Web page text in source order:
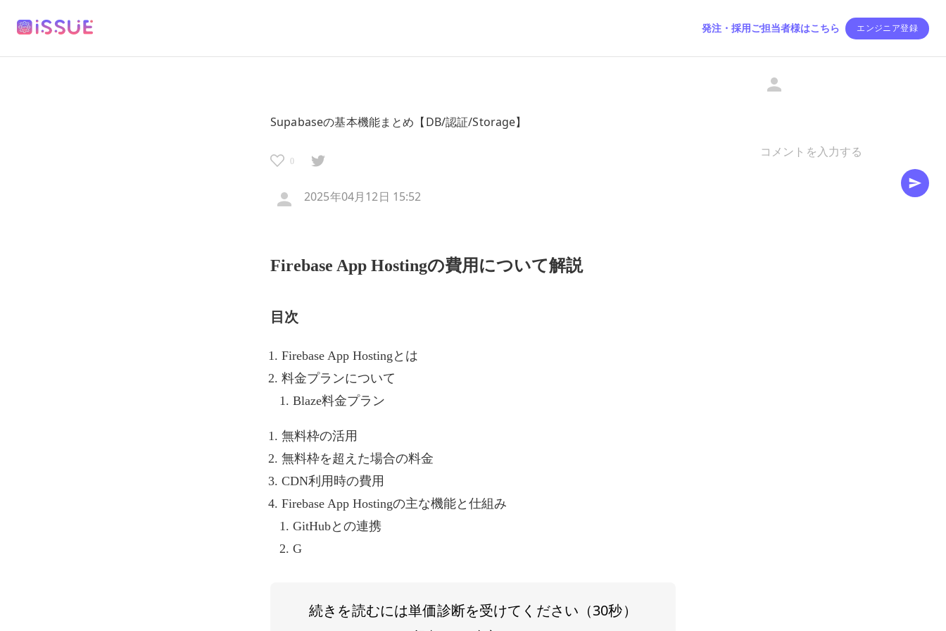
発注・採用ご担当者様はこちら エンジニア登録
Supabaseの基本機能まとめ【DB/認証/Storage】
0
2025年04月12日 15:52
Firebase App Hostingの費用について解説
目次
Firebase App Hostingとは
料金プランについて
Blaze料金プラン
無料枠の活用
無料枠を超えた場合の料金
CDN利用時の費用
Firebase App Hostingの主な機能と仕組み
GitHubとの連携
G
続きを読むには単価診断を受けてください（30秒）